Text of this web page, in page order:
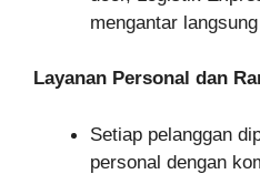
mengantar
Layanan Personal dan
Setiap pelanggan
personal dengan